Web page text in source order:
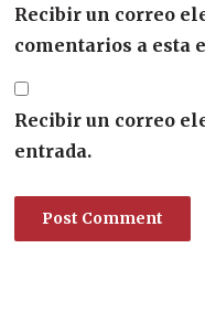
Recibir un correo
comentarios a esta
Recibir un correo
entrada.